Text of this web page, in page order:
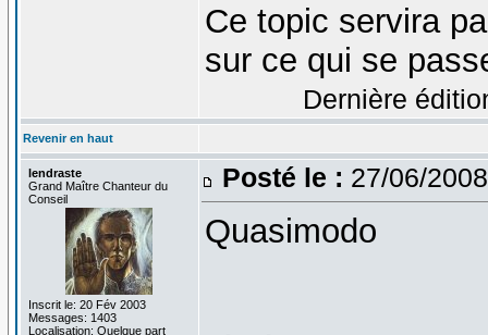
Ce topic servira
sur ce qui se
Dernière
Revenir en haut
lendraste
Grand Maître Chanteur du
Conseil
Inscrit le: 20 Fév 2003
Messages: 1403
Localisation: Quelque part
Posté le : 27/06/
Quasimodo